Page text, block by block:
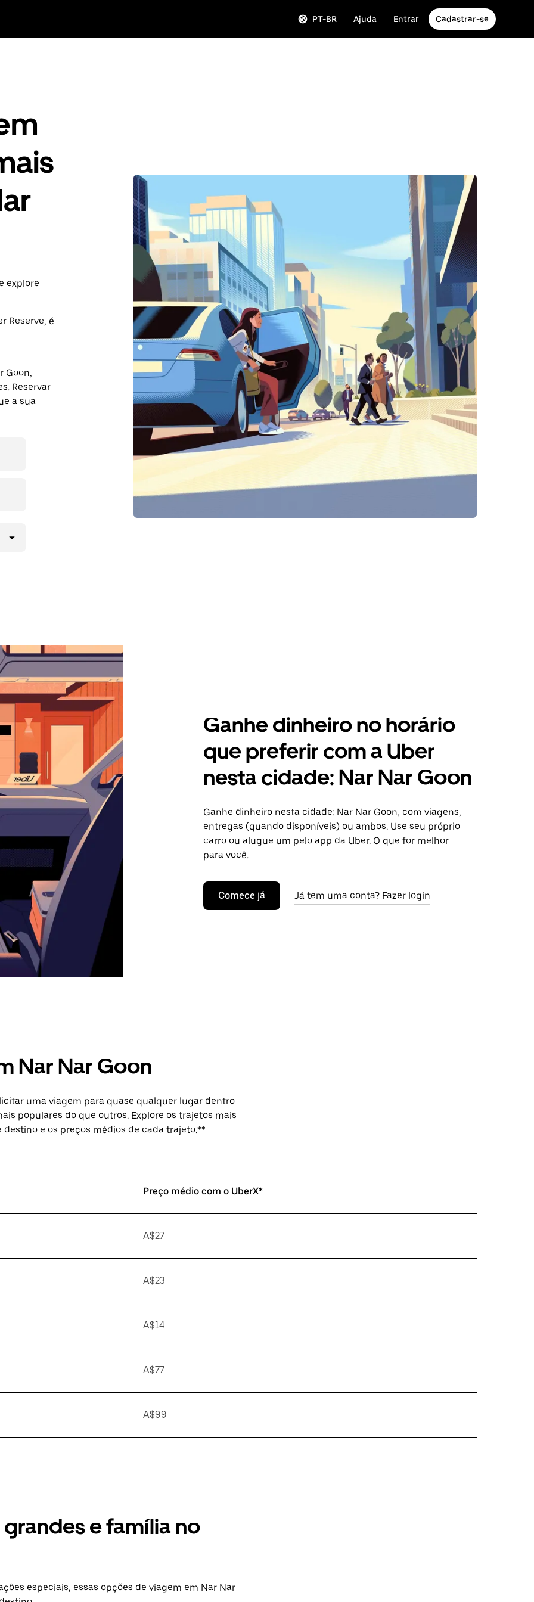
PT-BR Ajuda Entrar Cadastrar-se
explore
Reserve, é
Goon,
Reservar
a sua
Ganhe dinheiro no horário
que preferir com a Uber
nesta cidade: Nar Nar Goon
Ganhe dinheiro nesta cidade: Nar Nar Goon, com viagens,
entregas (quando disponíveis) ou ambos. Use seu próprio
carro ou alugue um pelo app da Uber. O que for melhor
para você.
Comece já Já tem uma conta? Fazer login
Nar Nar Goon
uma viagem para quase qualquer lugar dentro
populares do que outros. Explore os trajetos mais
e os preços médios de cada trajeto.**
Preço médio com o UberX*
A$27
A$23
A$14
A$77
A$99
e família no
especiais, essas opções de viagem em Nar Nar